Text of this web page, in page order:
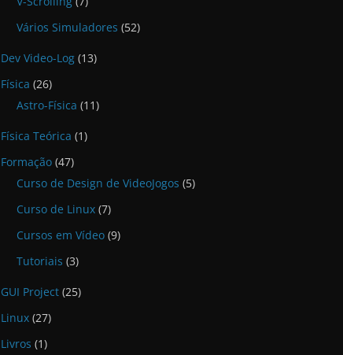
Vários Simuladores (52)
Dev Video-Log (13)
Física (26)
Astro-Física (11)
Física Teórica (1)
Formação (47)
Curso de Design de VideoJogos (5)
Curso de Linux (7)
Cursos em Vídeo (9)
Tutoriais (3)
GUI Project (25)
Linux (27)
Livros (1)